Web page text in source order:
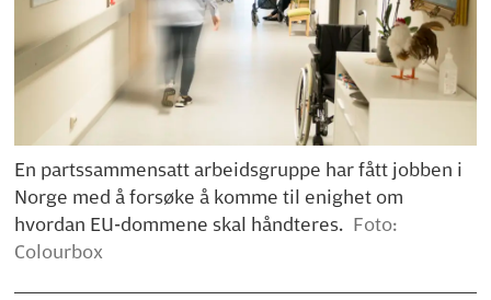
En partssammensatt arbeidsgruppe har fått jobben i
Norge med å forsøke å komme til enighet om
hvordan EU-dommene skal håndteres. Foto:
Colourbox